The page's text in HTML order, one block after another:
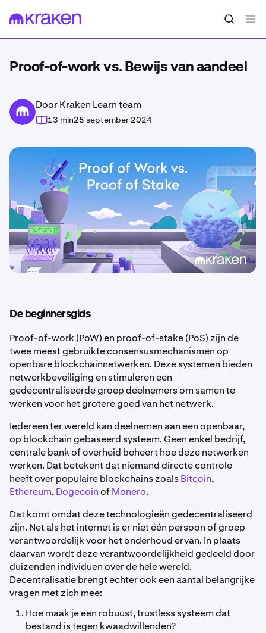
Proof-of-work vs. Bewijs van aandeel
Door Kraken Learn team
13 min25 september 2024
De beginnersgids
Proof-of-work (PoW) en proof-of-stake (PoS) zijn de
twee meest gebruikte consensusmechanismen op
openbare blockchainnetwerken. Deze systemen bieden
netwerkbeveiliging en stimuleren een
gedecentraliseerde groep deelnemers om samen te
werken voor het grotere goed van het netwerk.
Iedereen ter wereld kan deelnemen aan een openbaar,
op blockchain gebaseerd systeem. Geen enkel bedrijf,
centrale bank of overheid beheert hoe deze netwerken
werken. Dat betekent dat niemand directe controle
heeft over populaire blockchains zoalsBitcoin,
Ethereum,DogecoinofMonero.
Dat komt omdat deze technologieën gedecentraliseerd
zijn. Net als het internet is er niet één persoon of groep
verantwoordelijk voor het onderhoud ervan. In plaats
daarvan wordt deze verantwoordelijkheid gedeeld door
duizenden individuen over de hele wereld.
Decentralisatie brengt echter ook een aantal belangrijke
vragen met zich mee:
Hoe maak je een robuust, trustless systeem dat
bestand is tegen kwaadwillenden?